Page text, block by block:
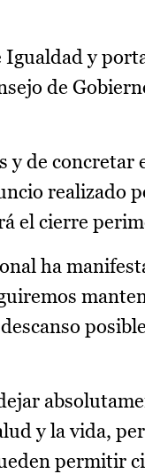
y
de
y de concretar
realizado
el cierre
ha
y la vida,
permitir